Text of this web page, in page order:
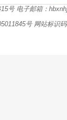
号 电子邮箱：
号 网站标识